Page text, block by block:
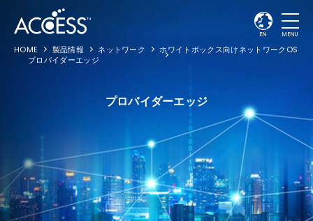
EN MENU
HOME 製品情報 ネットワーク
ホワイトボックス向けネットワークOS
プロバイダーエッジ
プロバイダーエッジ